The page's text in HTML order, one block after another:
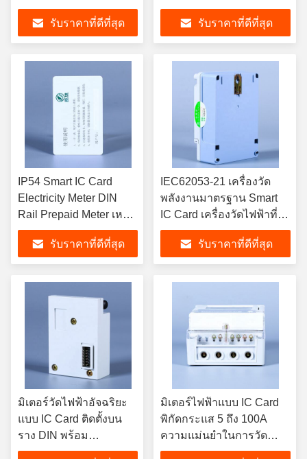
Class 2 โซลูชันการตรวจ
สอบพลังงานสำหรับระบบ
ไฟฟ้าต่างๆ
รับราคาที่ดีที่สุด
ประมวลผลการชำระเงินที่
ปลอดภัยในภาคส่วนต่างๆ
รับราคาที่ดีที่สุด
IP54 Smart IC Card
Electricity Meter DIN
Rail Prepaid Meter เห
มาะสําหรับการติดตาม
การใช้งานไฟฟ้าและการ
ชําระเงินที่แม่นยํา
รับราคาที่ดีที่สุด
IEC62053-21 เครื่องวัด
พลังงานมาตรฐาน Smart
IC Card เครื่องวัดไฟฟ้าที่
ออกแบบมาเพื่อการทํางาน
ในระบบไฟฟ้าต่าง ๆ
รับราคาที่ดีที่สุด
มิเตอร์วัดไฟฟ้าอัจฉริยะ
แบบ IC Card ติดตั้งบน
ราง DIN พร้อม
โครงสร้างที่ทนทาน
มิเตอร์ไฟฟ้าแบบ IC Card
พิกัดกระแส 5 ถึง 100A
ความแม่นยำในการวัด
ระดับ Class 0.5 ออกแบบ